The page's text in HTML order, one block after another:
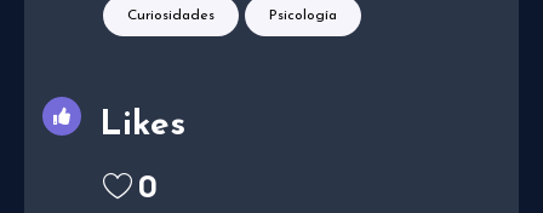
Curiosidades Psicología
Likes
0